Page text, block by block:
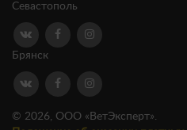
Севастополь
Брянск
© 2026, ООО «ВетЭксперт».